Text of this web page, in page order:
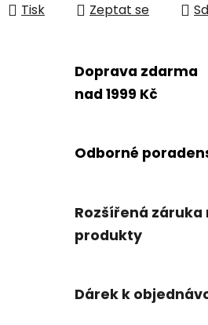
Tisk Zeptat se
Doprava zdarma
nad 1999 Kč
Odborné
Rozšířená záruka
produkty
Dárek k